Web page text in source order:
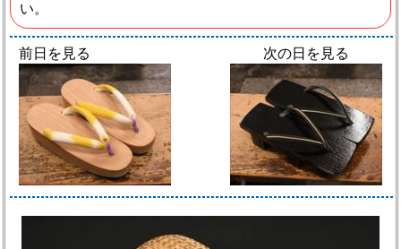
い。
前日を見る 次の日を見る